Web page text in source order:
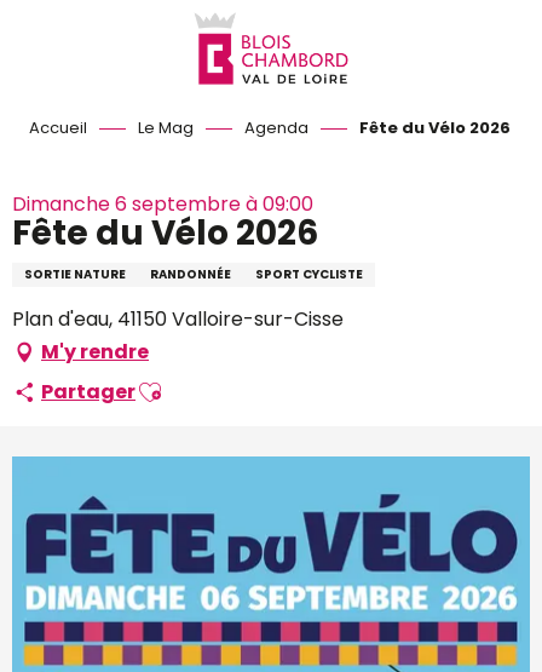
Accueil Le Mag Agenda Fête du Vélo 2026
Dimanche 6 septembre à 09:00
Fête du Vélo 2026
SORTIE NATURE RANDONNÉE SPORT CYCLISTE
Plan d'eau, 41150 Valloire-sur-Cisse
M'y rendre
PartagerAjouter aux favoris